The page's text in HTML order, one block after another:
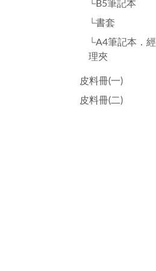
└B5筆記本
└書套
└A4筆記本．經
理夾
皮料冊(一)
皮料冊(二)